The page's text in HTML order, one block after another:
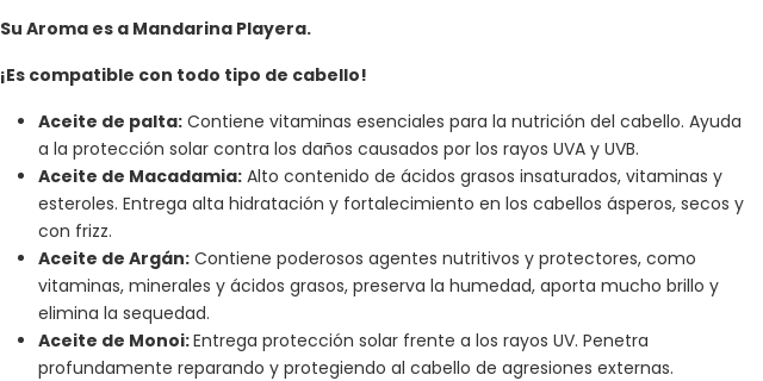
Su Aroma es a Mandarina Playera.
¡Es compatible con todo tipo de cabello!
Aceite de palta:Contiene vitaminas esenciales para la nutrición del cabello. Ayuda
a la protección solar contra los daños causados por los rayos UVA y UVB.
Aceite de Macadamia:Alto contenido de ácidos grasos insaturados, vitaminas y
esteroles. Entrega alta hidratación y fortalecimiento en los cabellos ásperos, secos y
con frizz.
Aceite de Argán:Contiene poderosos agentes nutritivos y protectores, como
vitaminas, minerales y ácidos grasos, preserva la humedad, aporta mucho brillo y
elimina la sequedad.
Aceite de Monoi:Entrega protección solar frente a los rayos UV. Penetra
profundamente reparando y protegiendo al cabello de agresiones externas.